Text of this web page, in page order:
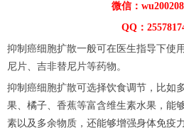
微信：
QQ：
抑制癌细胞扩散一般可在医生指导下使
尼片、吉非替尼片等药物。
抑制癌细胞扩散可选择饮食调节，比如
果、橘子、香蕉等富含维生素水果，能
素以及多余物质，还能够增强身体免疫